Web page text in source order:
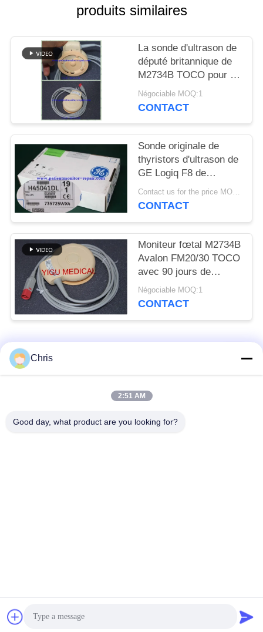
NOUS
CONTACTER
DEMANDEZ
UN DEVIS
NEWS
PLAN
DU
SITE
PRIVACY
POLICY
produits similaires
La sonde d'ultrason de
député britannique de
M2734B TOCO pour le
matériel médical partie
l'état d'Excellet
Négociable MOQ:1
CONTACT
Sonde originale de
thyristors d'ultrason de
GE Logiq F8 de
matériel médical
d'hôpital
Contact us for the price MOQ:1
CONTACT
Moniteur fœtal M2734B
Avalon FM20/30 TOCO
avec 90 jours de
garantie
Négociable MOQ:1
CONTACT
Catégories populaires
Réparation de module
Chris
2:51 AM
Good day, what product are you looking for?